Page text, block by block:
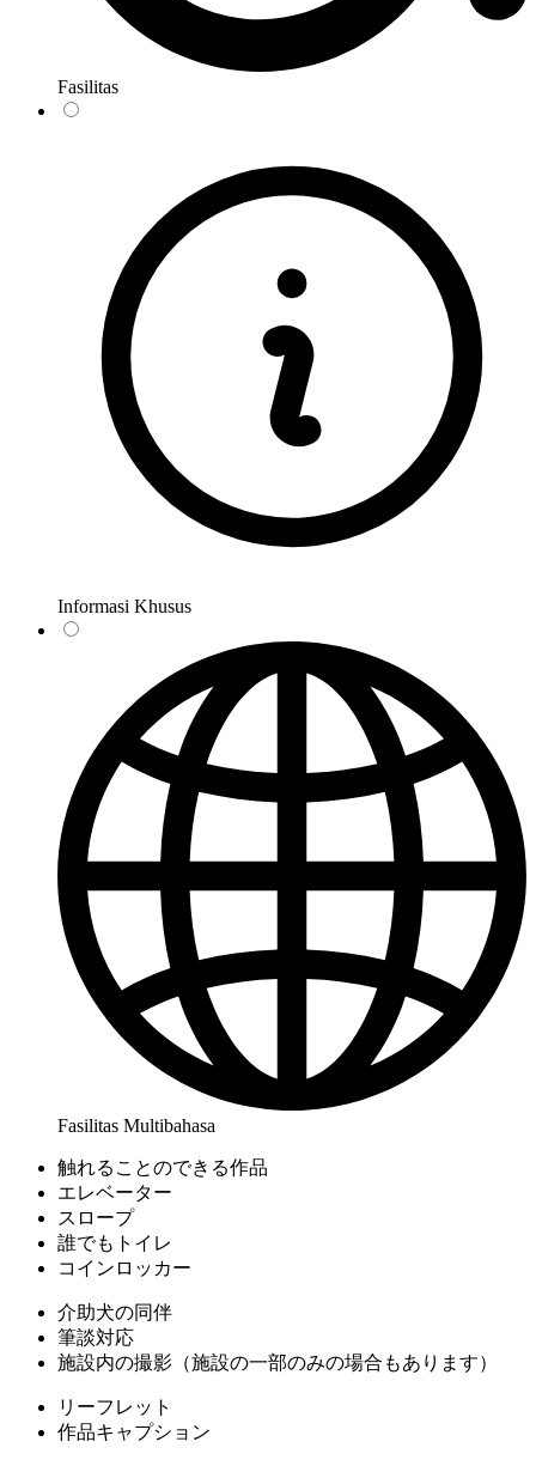
Fasilitas
Informasi Khusus
Fasilitas Multibahasa
触れることのできる作品
エレベーター
スロープ
誰でもトイレ
コインロッカー
介助犬の同伴
筆談対応
施設内の撮影（施設の一部のみの場合もあります）
リーフレット
作品キャプション